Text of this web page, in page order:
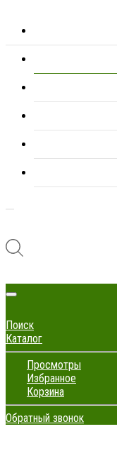
Поиск
Каталог
Просмотры
Избранное
Корзина
Обратный звонок